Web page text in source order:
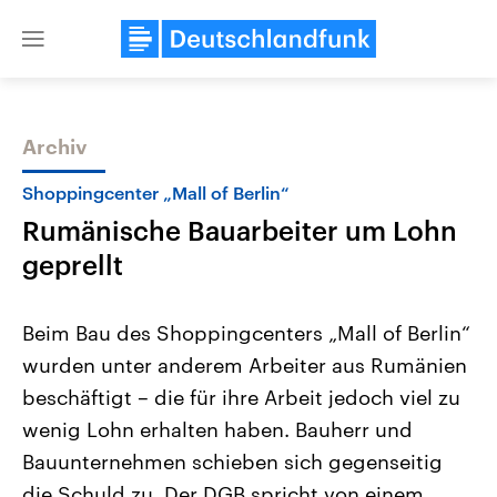
Close
Themen
Landtagswahl Sachsen-Anhalt
2026
Alle Informationen
Sachsen-Anhalt wählt am 6.
September 2026 einen neuen
Landtag. Seit 2021 wird das
Bundesland von einer Koalition aus
USA
Aktuelle Beiträge,
Hintergründe
Wirtschaftlich und
gehören die Vereinigten
den mächtigsten Ländern
mit großem Einfluss auf
Archiv
Shoppingcenter „Mall of Berlin“
Rumänische Bauarbeiter um Lohn
geprellt
Beim Bau des Shoppingcenters „Mall of Berlin“
wurden unter anderem Arbeiter aus Rumänien
beschäftigt – die für ihre Arbeit jedoch viel zu
wenig Lohn erhalten haben. Bauherr und
Bauunternehmen schieben sich gegenseitig